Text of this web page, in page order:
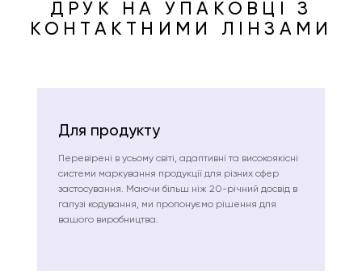
ДРУК НА УПАКОВЦІ З
КОНТАКТНИМИ ЛІНЗАМИ
Для продукту
Перевірені в усьому світі, адаптивні та високоякісні
системи маркування продукції для різних сфер
застосування. Маючи більш ніж 20-річний досвід в
галузі кодування, ми пропонуємо рішення для
вашого виробництва.